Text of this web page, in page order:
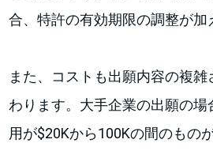
合、特許の有効期限の調整が加
また、コストも出願内容の複
わります。大手企業の出願の
用が$20Kから100Kの間のもの